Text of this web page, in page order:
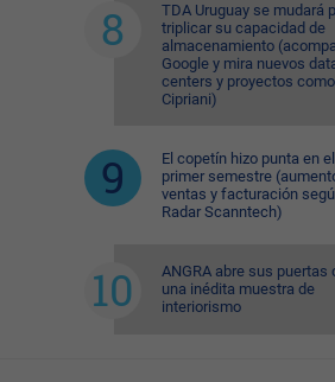
TDA Uruguay se mudará
triplicar su capacidad de
almacenamiento
Google y mira nuevos
centers y proyectos como
Cipriani)
El copetín hizo punta en el
primer semestre
ventas y facturación
Radar Scanntech)
ANGRA abre sus puertas
una inédita muestra de
interiorismo